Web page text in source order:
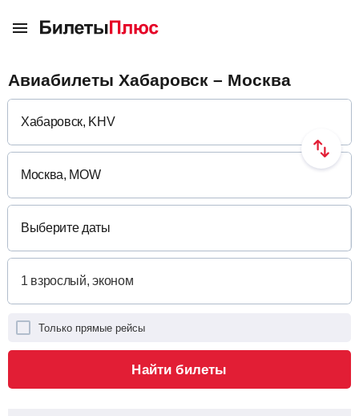
Авиабилеты Хабаровск – Москва
Выберите даты
Только прямые рейсы
Найти билеты